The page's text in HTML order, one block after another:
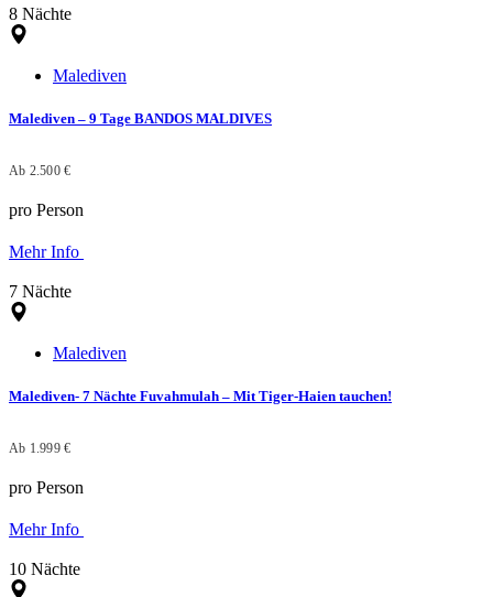
8 Nächte
Malediven
Malediven – 9 Tage BANDOS MALDIVES
Ab 2.500 €
pro Person
Mehr Info
7 Nächte
Malediven
Malediven- 7 Nächte Fuvahmulah – Mit Tiger-Haien tauchen!
Ab 1.999 €
pro Person
Mehr Info
10 Nächte